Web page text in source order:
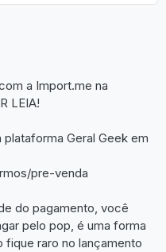
a Import.me na
LEIA!
Geral Geek em
pre-venda
do pagamento, você
pelo pop, é uma forma
fique raro no lançamento